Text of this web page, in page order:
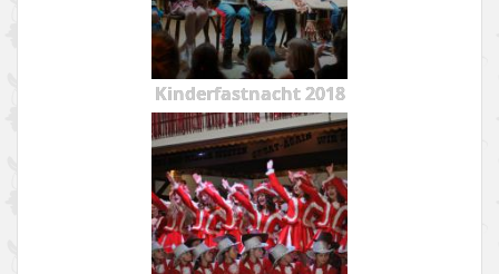
Kinderfastnacht 2018